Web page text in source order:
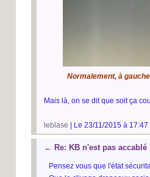
Normalement, à
Mais là, on se dit que soit ça
leblase | Le 23/11/2015 à
← Re: KB n'est pas accablé
Pensez vous que l'état